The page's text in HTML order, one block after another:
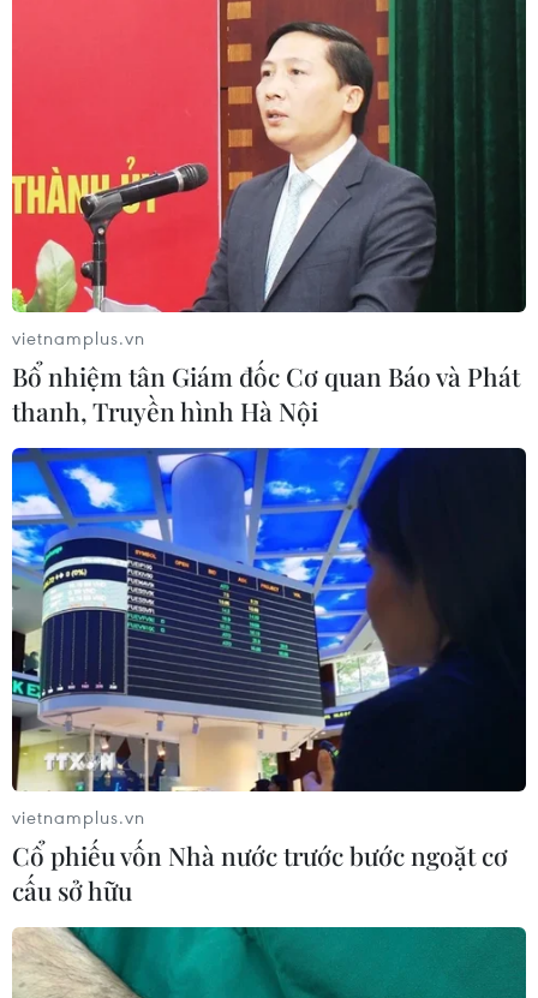
vietnamplus.vn
Bổ nhiệm tân Giám đốc Cơ quan Báo và Phát
thanh, Truyền hình Hà Nội
vietnamplus.vn
Cổ phiếu vốn Nhà nước trước bước ngoặt cơ
cấu sở hữu